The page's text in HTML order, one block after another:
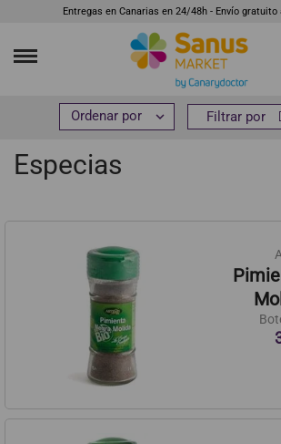
Entregas en Canarias en 24/48h - Envío gratuito
Alimentación Aceites y condimentos
Especias
 Filtrar por
 Filtrar por